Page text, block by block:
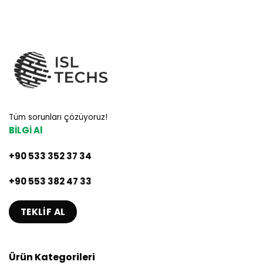
Tüm sorunları çözüyoruz!
BİLGİ Al
+90 533 352 37 34
+90 553 382 47 33
TEKLIF AL
Ürün Kategorileri